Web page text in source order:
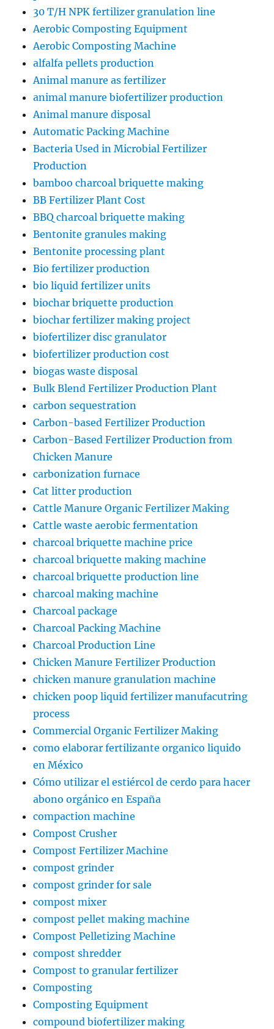
30 T/H NPK fertilizer granulation line
Aerobic Composting Equipment
Aerobic Composting Machine
alfalfa pellets production
Animal manure as fertilizer
animal manure biofertilizer production
Animal manure disposal
Automatic Packing Machine
Bacteria Used in Microbial Fertilizer
Production
bamboo charcoal briquette making
BB Fertilizer Plant Cost
BBQ charcoal briquette making
Bentonite granules making
Bentonite processing plant
Bio fertilizer production
bio liquid fertilizer units
biochar briquette production
biochar fertilizer making project
biofertilizer disc granulator
biofertilizer production cost
biogas waste disposal
Bulk Blend Fertilizer Production Plant
carbon sequestration
Carbon-based Fertilizer Production
Carbon-Based Fertilizer Production from
Chicken Manure
carbonization furnace
Cat litter production
Cattle Manure Organic Fertilizer Making
Cattle waste aerobic fermentation
charcoal briquette machine price
charcoal briquette making machine
charcoal briquette production line
charcoal making machine
Charcoal package
Charcoal Packing Machine
Charcoal Production Line
Chicken Manure Fertilizer Production
chicken manure granulation machine
chicken poop liquid fertilizer manufacutring
process
Commercial Organic Fertilizer Making
como elaborar fertilizante organico liquido
en México
Cómo utilizar el estiércol de cerdo para hacer
abono orgánico en España
compaction machine
Compost Crusher
Compost Fertilizer Machine
compost grinder
compost grinder for sale
compost mixer
compost pellet making machine
Compost Pelletizing Machine
compost shredder
Compost to granular fertilizer
Composting
Composting Equipment
compound biofertilizer making